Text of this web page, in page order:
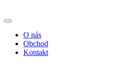
O nás
Obchod
Kontakt